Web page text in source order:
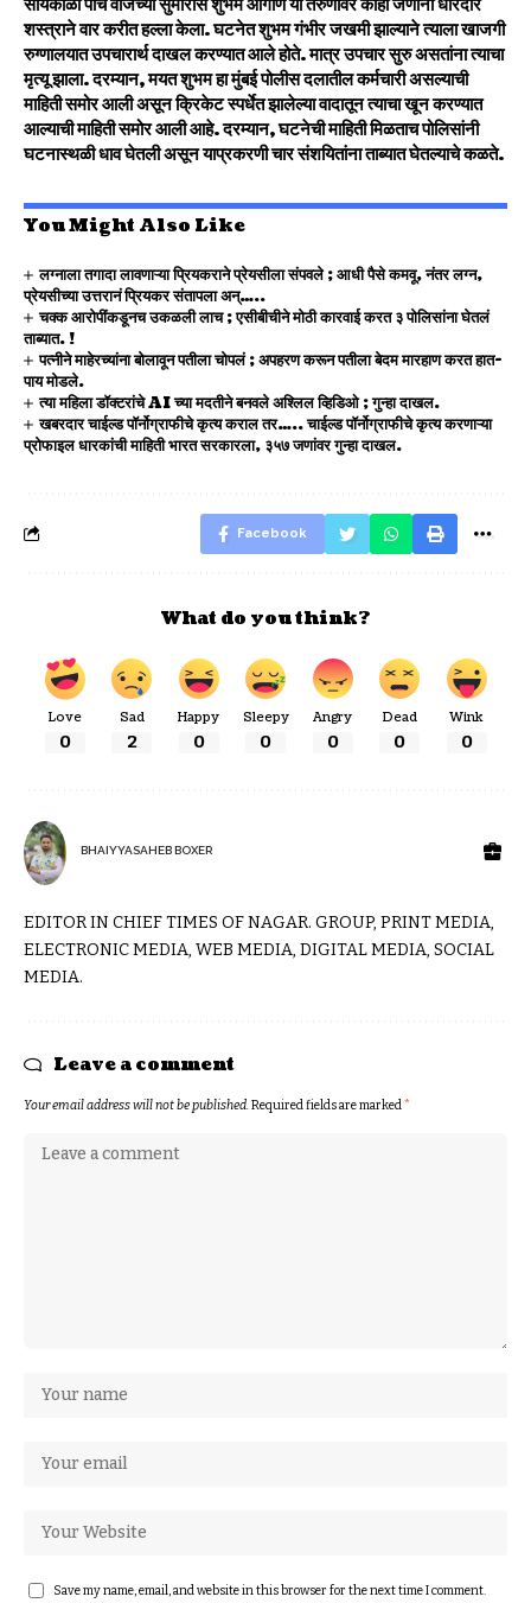
शस्त्राने वार करीत हल्ला केला. घटनेत शुभम गंभीर जखमी झाल्याने त्याला खाजगी
रुग्णालयात उपचारार्थ दाखल करण्यात आले होते. मात्र उपचार सुरु असतांना त्याचा
मृत्यू झाला. दरम्यान, मयत शुभम हा मुंबई पोलीस दलातील कर्मचारी असल्याची
माहिती समोर आली असून क्रिकेट स्पर्धेत झालेल्या वादातून त्याचा खून करण्यात
आल्याची माहिती समोर आली आहे. दरम्यान, घटनेची माहिती मिळताच पोलिसांनी
घटनास्थळी धाव घेतली असून याप्रकरणी चार संशयितांना ताब्यात घेतल्याचे कळते.
You Might Also Like
लग्नाला तगादा लावणाऱ्या प्रियकराने प्रेयसीला संपवले ; आधी पैसे कमवू, नंतर लग्न,
प्रेयसीच्या उत्तरानं प्रियकर संतापला अन्…..
चक्क आरोपींकडूनच उकळली लाच ; एसीबीचीने मोठी कारवाई करत ३ पोलिसांना घेतलं
ताब्यात. !
पत्नीने माहेरच्यांना बोलावून पतीला चोपलं ; अपहरण करून पतीला बेदम मारहाण करत हात-
पाय मोडले.
त्या महिला डॉक्टरांचे AI च्या मदतीने बनवले अश्लिल व्हिडिओ ; गुन्हा दाखल.
खबरदार चाईल्ड पॉर्नोग्राफीचे कृत्य कराल तर….. चाईल्ड पॉर्नोग्राफीचे कृत्य करणाऱ्या
प्रोफाइल धारकांची माहिती भारत सरकारला, ३५७ जणांवर गुन्हा दाखल.
Facebook
What do you think?
Love
0
Sad
2
Happy
0
Sleepy
0
Angry
0
Dead
0
Wink
0
BHAIYYASAHEB BOXER
EDITOR IN CHIEF TIMES OF NAGAR. GROUP, PRINT MEDIA,
ELECTRONIC MEDIA, WEB MEDIA, DIGITAL MEDIA, SOCIAL
MEDIA.
Leave a comment
Your email address will not be published.Required fields are marked*
Save my name, email, and website in this browser for the next time I comment.